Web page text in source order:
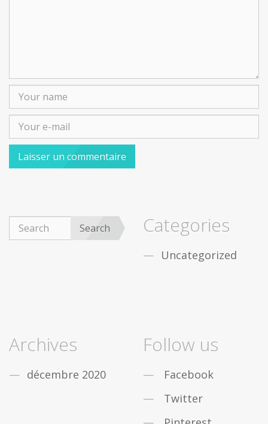
Search Categories
Uncategorized
Archives
décembre 2020
Follow us
Facebook
Twitter